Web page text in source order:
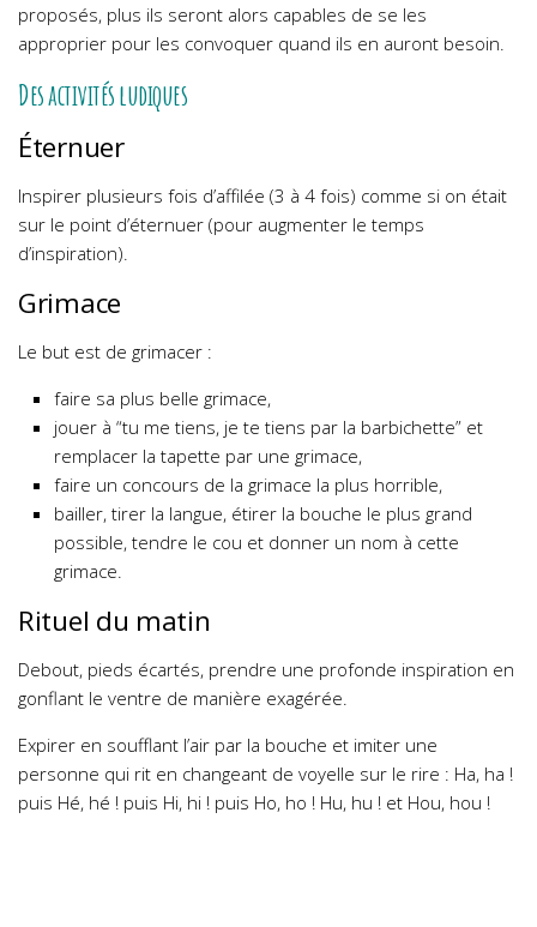
proposés, plus ils seront alors capables de se les
approprier pour les convoquer quand ils en auront besoin.
Des activités ludiques
Éternuer
Inspirer plusieurs fois d’affilée (3 à 4 fois) comme si on était
sur le point d’éternuer (pour augmenter le temps
d’inspiration).
Grimace
Le but est de grimacer :
faire sa plus belle grimace,
jouer à “tu me tiens, je te tiens par la barbichette” et
remplacer la tapette par une grimace,
faire un concours de la grimace la plus horrible,
bailler, tirer la langue, étirer la bouche le plus grand
possible, tendre le cou et donner un nom à cette
grimace.
Rituel du matin
Debout, pieds écartés, prendre une profonde inspiration en
gonflant le ventre de manière exagérée.
Expirer en soufflant l’air par la bouche et imiter une
personne qui rit en changeant de voyelle sur le rire : Ha, ha !
puis Hé, hé ! puis Hi, hi ! puis Ho, ho ! Hu, hu ! et Hou, hou !